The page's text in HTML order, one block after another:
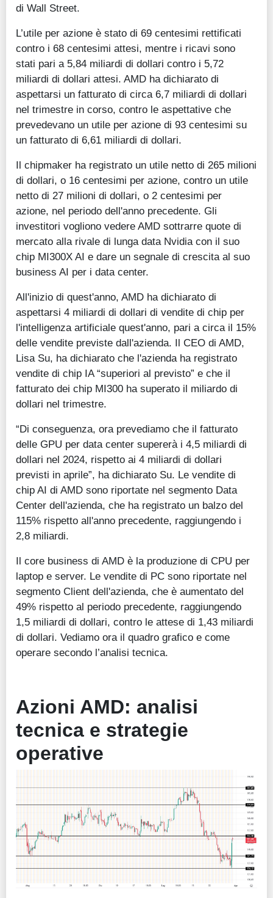
di Wall Street.
L’utile per azione è stato di 69 centesimi rettificati
contro i 68 centesimi attesi, mentre i ricavi sono
stati pari a 5,84 miliardi di dollari contro i 5,72
miliardi di dollari attesi. AMD ha dichiarato di
aspettarsi un fatturato di circa 6,7 miliardi di dollari
nel trimestre in corso, contro le aspettative che
prevedevano un utile per azione di 93 centesimi su
un fatturato di 6,61 miliardi di dollari.
Il chipmaker ha registrato un utile netto di 265 milioni
di dollari, o 16 centesimi per azione, contro un utile
netto di 27 milioni di dollari, o 2 centesimi per
azione, nel periodo dell'anno precedente. Gli
investitori vogliono vedere AMD sottrarre quote di
mercato alla rivale di lunga data Nvidia con il suo
chip MI300X AI e dare un segnale di crescita al suo
business AI per i data center.
All'inizio di quest'anno, AMD ha dichiarato di
aspettarsi 4 miliardi di dollari di vendite di chip per
l'intelligenza artificiale quest'anno, pari a circa il 15%
delle vendite previste dall'azienda. Il CEO di AMD,
Lisa Su, ha dichiarato che l'azienda ha registrato
vendite di chip IA “superiori al previsto” e che il
fatturato dei chip MI300 ha superato il miliardo di
dollari nel trimestre.
“Di conseguenza, ora prevediamo che il fatturato
delle GPU per data center supererà i 4,5 miliardi di
dollari nel 2024, rispetto ai 4 miliardi di dollari
previsti in aprile”, ha dichiarato Su. Le vendite di
chip AI di AMD sono riportate nel segmento Data
Center dell'azienda, che ha registrato un balzo del
115% rispetto all'anno precedente, raggiungendo i
2,8 miliardi.
Il core business di AMD è la produzione di CPU per
laptop e server. Le vendite di PC sono riportate nel
segmento Client dell'azienda, che è aumentato del
49% rispetto al periodo precedente, raggiungendo
1,5 miliardi di dollari, contro le attese di 1,43 miliardi
di dollari. Vediamo ora il quadro grafico e come
operare secondo l’analisi tecnica.
Azioni AMD: analisi
tecnica e strategie
operative